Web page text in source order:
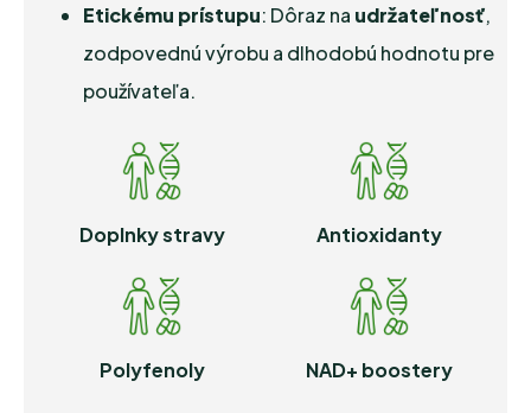
Etickému prístupu: Dôraz na udržateľnosť,
zodpovednú výrobu a dlhodobú hodnotu pre
používateľa.
Doplnky stravy Antioxidanty
Polyfenoly NAD+ boostery